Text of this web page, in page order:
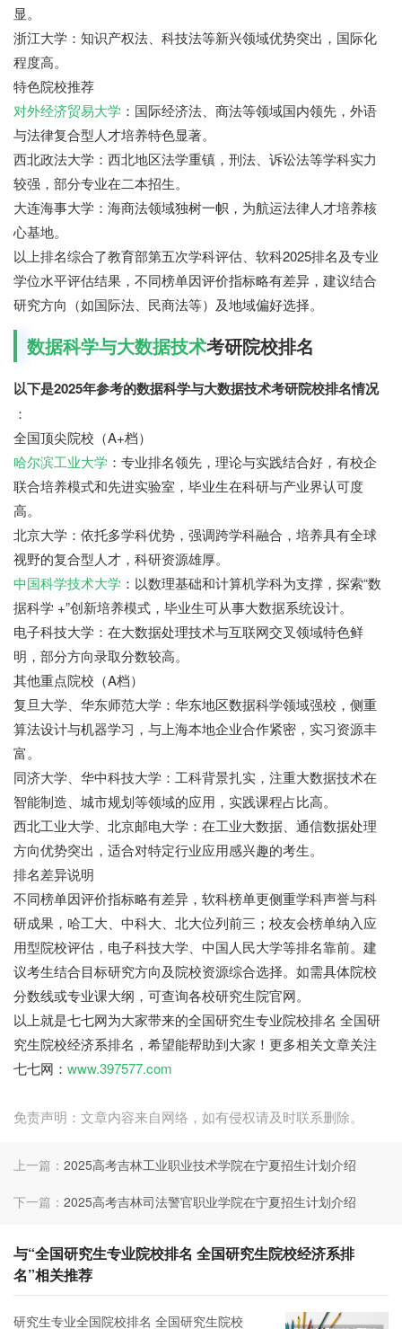
显。
浙江大学：知识产权法、科技法等新兴领域优势突出，国际化
程度高。
特色院校推荐
对外经济贸易大学 ：国际经济法、商法等领域国内领先，外语
与法律复合型人才培养特色显著。
西北政法大学：西北地区法学重镇，刑法、诉讼法等学科实力
较强，部分专业在二本招生。
大连海事大学：海商法领域独树一帜，为航运法律人才培养核
心基地。
以上排名综合了教育部第五次学科评估、软科2025排名及专业
学位水平评估结果，不同榜单因评价指标略有差异，建议结合
研究方向（如国际法、民商法等）及地域偏好选择。
数据科学与大数据技术考研院校排名
以下是2025年参考的数据科学与大数据技术考研院校排名情况
：
全国顶尖院校（A+档）
哈尔滨工业大学 ：专业排名领先，理论与实践结合好，有校企
联合培养模式和先进实验室，毕业生在科研与产业界认可度
高。
北京大学：依托多学科优势，强调跨学科融合，培养具有全球
视野的复合型人才，科研资源雄厚。
中国科学技术大学 ：以数理基础和计算机学科为支撑，探索“数
据科学 +”创新培养模式，毕业生可从事大数据系统设计。
电子科技大学：在大数据处理技术与互联网交叉领域特色鲜
明，部分方向录取分数较高。
其他重点院校（A档）
复旦大学、华东师范大学：华东地区数据科学领域强校，侧重
算法设计与机器学习，与上海本地企业合作紧密，实习资源丰
富。
同济大学、华中科技大学：工科背景扎实，注重大数据技术在
智能制造、城市规划等领域的应用，实践课程占比高。
西北工业大学、北京邮电大学：在工业大数据、通信数据处理
方向优势突出，适合对特定行业应用感兴趣的考生。
排名差异说明
不同榜单因评价指标略有差异，软科榜单更侧重学科声誉与科
研成果，哈工大、中科大、北大位列前三；校友会榜单纳入应
用型院校评估，电子科技大学、中国人民大学等排名靠前。建
议考生结合目标研究方向及院校资源综合选择。如需具体院校
分数线或专业课大纲，可查询各校研究生院官网。
以上就是七七网为大家带来的全国研究生专业院校排名 全国研
究生院校经济系排名，希望能帮助到大家！更多相关文章关注
七七网： www.397577.com
免责声明：文章内容来自网络，如有侵权请及时联系删除。
上一篇： 2025高考吉林工业职业技术学院在宁夏招生计划介绍
下一篇： 2025高考吉林司法警官职业学院在宁夏招生计划介绍
与“全国研究生专业院校排名 全国研究生院校经济系排
名”相关推荐
研究生专业全国院校排名 全国研究生院校